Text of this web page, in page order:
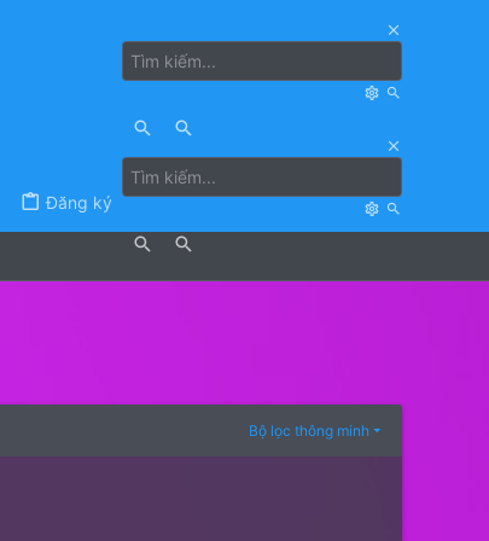
Đăng ký
Bộ lọc thông minh